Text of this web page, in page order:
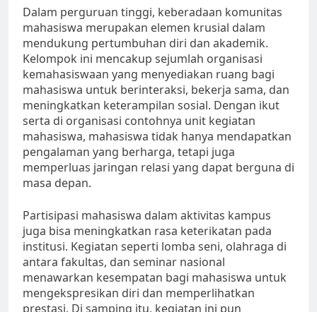
Dalam perguruan tinggi, keberadaan komunitas
mahasiswa merupakan elemen krusial dalam
mendukung pertumbuhan diri dan akademik.
Kelompok ini mencakup sejumlah organisasi
kemahasiswaan yang menyediakan ruang bagi
mahasiswa untuk berinteraksi, bekerja sama, dan
meningkatkan keterampilan sosial. Dengan ikut
serta di organisasi contohnya unit kegiatan
mahasiswa, mahasiswa tidak hanya mendapatkan
pengalaman yang berharga, tetapi juga
memperluas jaringan relasi yang dapat berguna di
masa depan.
Partisipasi mahasiswa dalam aktivitas kampus
juga bisa meningkatkan rasa keterikatan pada
institusi. Kegiatan seperti lomba seni, olahraga di
antara fakultas, dan seminar nasional
menawarkan kesempatan bagi mahasiswa untuk
mengekspresikan diri dan memperlihatkan
prestasi. Di samping itu, kegiatan ini pun